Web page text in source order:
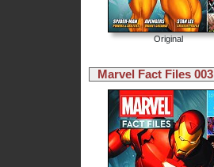
Original
Marvel Fact Files 003